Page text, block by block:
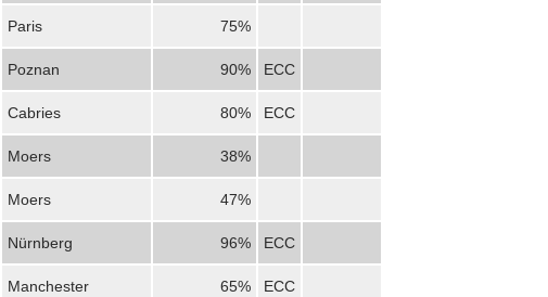
Paris 75%
Poznan 90% ECC
Cabries 80% ECC
Moers 38%
Moers 47%
Nürnberg 96% ECC
Manchester 65% ECC